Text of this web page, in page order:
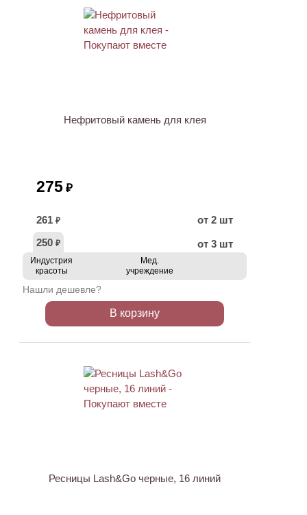
Нефритовый камень для клея
275 ₽
261 ₽
от 2 шт
250 ₽ от 3 шт
Индустрия
красоты
Мед.
учреждение
Нашли дешевле?
В корзину
Ресницы Lash&Go черные, 16 линий